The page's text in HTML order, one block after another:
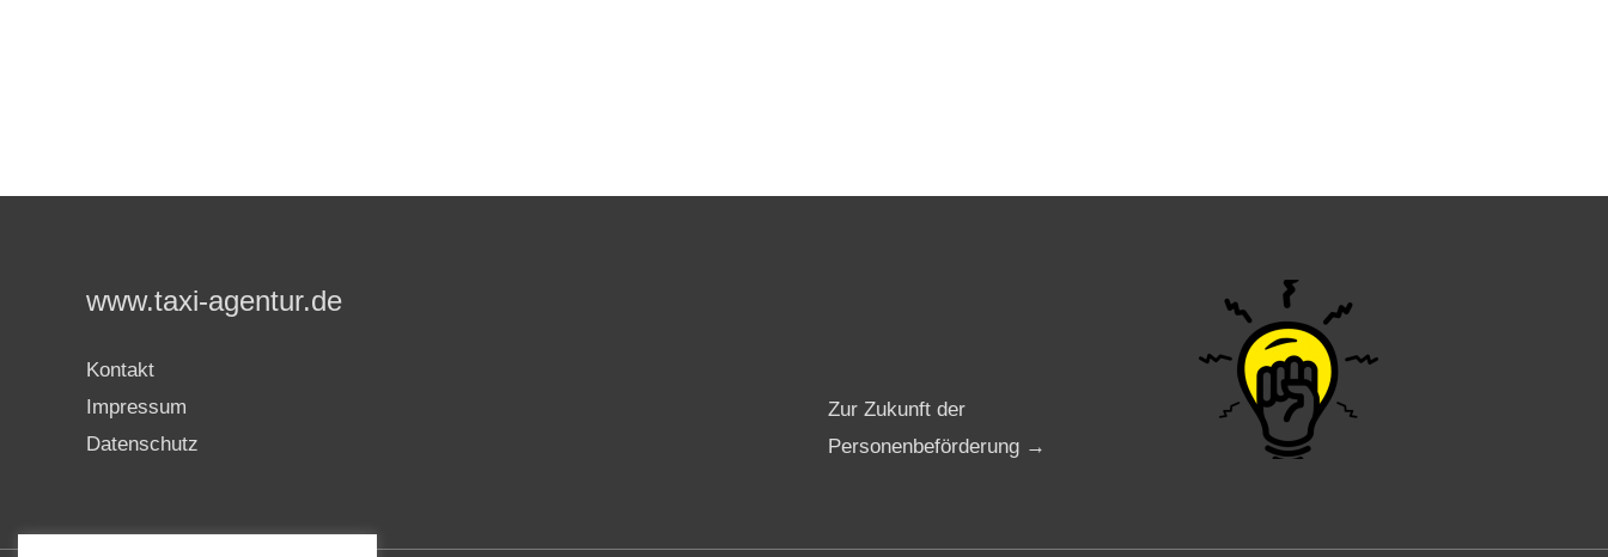
www.taxi-agentur.de
Kontakt
Impressum
Datenschutz
Zur Zukunft der
Personenbeförderung →